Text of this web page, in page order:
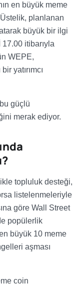
en büyük meme
planlanan
büyük bir ilgi
17.00 itibarıyla
WEPE,
yatırımcı
güçlü
merak ediyor.
topluluk desteği,
listelenmeleriyle
göre Wall Street
popülerlik
en büyük 10 meme
aşması
coin